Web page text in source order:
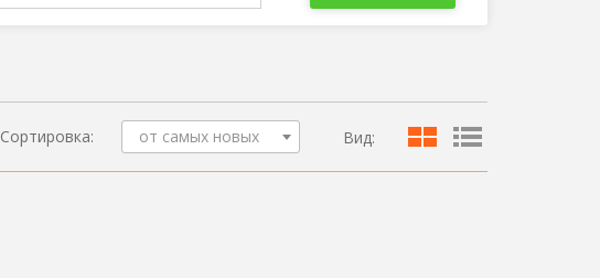
Сортировка: от самых новых Вид: